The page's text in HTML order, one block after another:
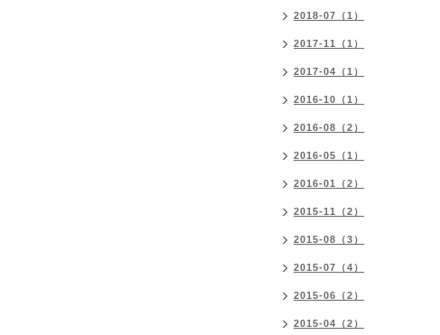
2018-07（1）
2017-11（1）
2017-04（1）
2016-10（1）
2016-08（2）
2016-05（1）
2016-01（2）
2015-11（2）
2015-08（3）
2015-07（4）
2015-06（2）
2015-04（2）